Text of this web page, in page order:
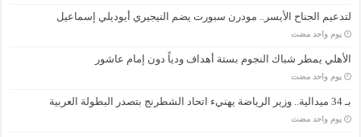
لتدعيم الجناح الأيسر.. مودرن سبورت يضم النيجيري أيوديلي إسماعيل
‏يوم واحد مضت
الأهلي يمطر شباك النجوم بستة أهداف ودياً دون إمام عاشور
‏يوم واحد مضت
بـ 34 ميدالية.. وزير الرياضة يهنيء اتحاد الشطرنج بتصدر البطولة العربية
‏يوم واحد مضت